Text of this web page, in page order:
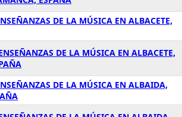
DE LA MÚSICA EN ALBACETE,
DE LA MÚSICA EN ALBACETE,
DE LA MÚSICA EN ALBAIDA,